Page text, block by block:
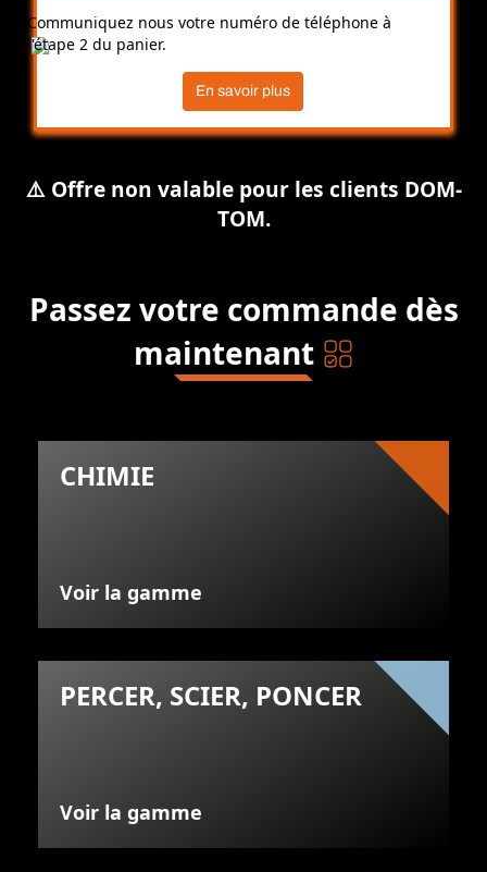
Communiquez nous votre numéro de téléphone à
l'étape 2 du panier.
En savoir plus
⚠️ Offre non valable pour les clients DOM-
TOM.
Passez votre commande dès
maintenant
CHIMIE
Voir la gamme
PERCER, SCIER, PONCER
Voir la gamme